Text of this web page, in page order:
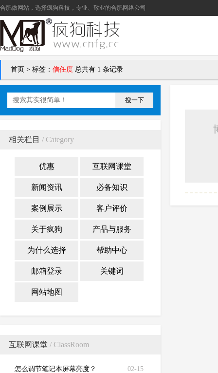
合肥做网站 ，选择疯狗科技，专业、敬业的合肥网络公司
首页 > 标签： 信任度 总共有 1 条记录
搜一下
相关栏目 / Category
优惠 互联网课堂
新闻资讯 必备知识
案例展示 客户评价
关于疯狗 产品与服务
为什么选择 帮助中心
邮箱登录 关键词
网站地图
互联网课堂 / ClassRoom
02-15
怎么调节笔记本屏幕亮度？